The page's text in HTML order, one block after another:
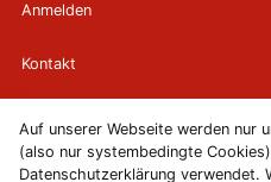
Auf unserer Webseite werden nur
(also nur systembedingte
Datenschutzerklärung verwendet.
Anmelden
Kontakt
Newsletterabmeldung